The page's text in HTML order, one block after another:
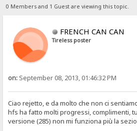
0 Members and 1 Guest are viewing this topic.
FRENCH CAN CAN
Tireless poster
on: September 08, 2013, 01:46:32 PM
Ciao rejetto, e da molto che non ci
hfs ha fatto molti progressi, complimenti,
versione (285) non mi funziona più la